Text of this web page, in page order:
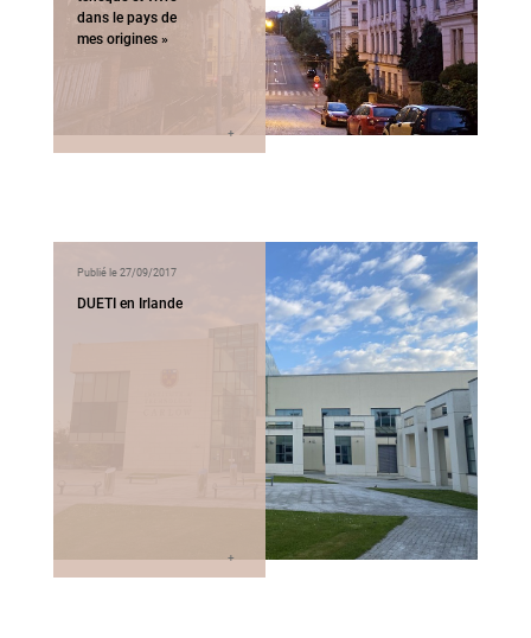
dans le pays de
mes origines »
Publié le 27/09/2017
DUETI en Irlande